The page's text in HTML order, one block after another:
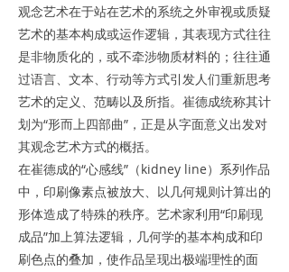
观念艺术在于站在艺术的系统之外审视或质疑
艺术的基本构成或运作逻辑，其表现方式往往
是非物质化的，或不牵涉物质材料的；往往通
过语言、文本、行动等方式引发人们重新思考
艺术的定义、范畴以及所指。崔德成统称其计
划为“形而上四部曲”，正是从字面意义出发对
其观念艺术方式的概括。
在崔德成的“心感线”（kidney line）系列作品
中，印刷像素点被放大、以几何规则计算出的
形体造成了特殊的秩序。艺术家利用“印刷现
成品”加上算法逻辑，几何学的基本构成和印
刷色点的叠加，使作品呈现出极端理性的面